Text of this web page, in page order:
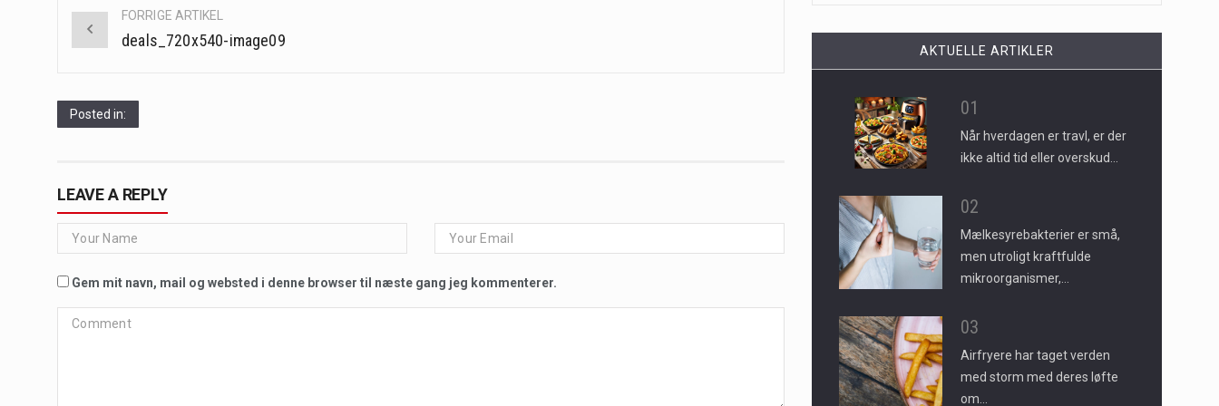
Post
navigation
FORRIGE ARTIKEL
deals_720x540-image09
Posted in:
LEAVE A REPLY
Gem mit navn, mail og websted i denne browser til næste gang jeg kommenterer.
AKTUELLE ARTIKLER
01
Når hverdagen er travl, er der
ikke altid tid eller overskud…
02
Mælkesyrebakterier er små,
men utroligt kraftfulde
mikroorganismer,…
03
Airfryere har taget verden
med storm med deres løfte
om…